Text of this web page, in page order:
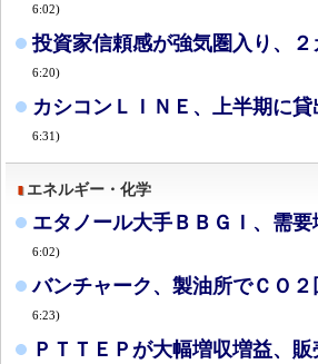
6:02)
投資家信頼感が強気圏入り、
6:20)
カシコンＬＩＮＥ、上半期に
6:31)
エネルギー・化学
エタノール大手ＢＢＧＩ、需
6:02)
バンチャーク、製油所でＣＯ
6:23)
ＰＴＴＥＰが大幅増収増益、販